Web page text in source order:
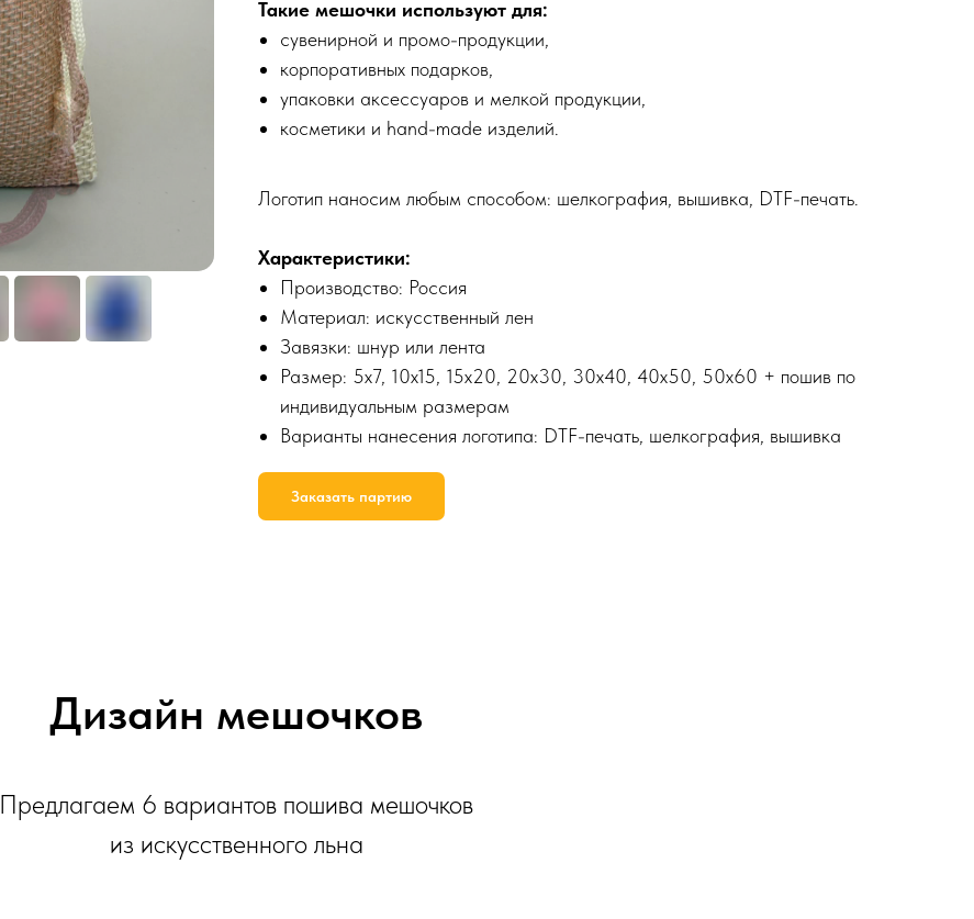
Такие мешочки используют для:
сувенирной и промо-продукции,
корпоративных подарков,
упаковки аксессуаров и мелкой продукции,
косметики и hand-made изделий.
Логотип наносим любым способом: шелкография, вышивка, DTF-печать.
Характеристики:
Производство: Россия
Материал: искусственный лен
Завязки: шнур или лента
Размер: 5х7, 10х15, 15х20, 20х30, 30х40, 40х50, 50х60 + пошив по
индивидуальным размерам
Варианты нанесения логотипа: DTF-печать, шелкография, вышивка
Заказать партию
Дизайн мешочков
Предлагаем 6 вариантов пошива мешочков
из искусственного льна